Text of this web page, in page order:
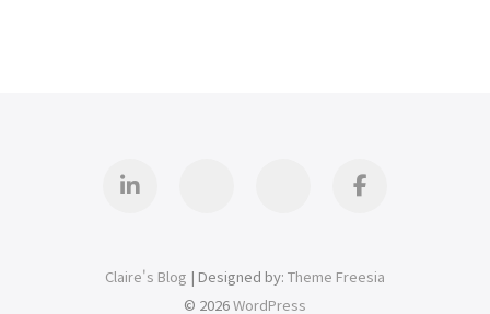
Linkedin iThomeFacebook
Claire's Blog | Designed by: Theme Freesia
© 2026WordPress